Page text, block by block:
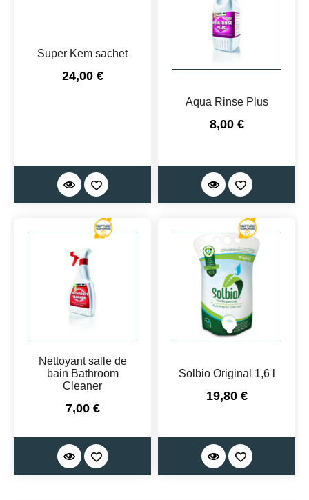
Super Kem sachet
Prix
24,00 €
Aqua Rinse Plus
Prix
8,00 €
Nettoyant salle de
bain Bathroom
Cleaner
Prix
7,00 €
Solbio Original 1,6 l
Prix
19,80 €